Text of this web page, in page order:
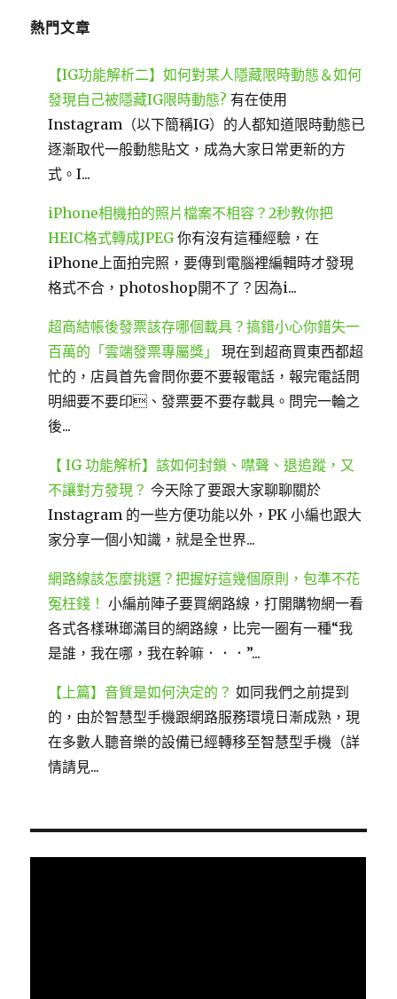
熱門文章
【IG功能解析二】如何對某人隱藏限時動態＆如何
發現自己被隱藏IG限時動態? 有在使用
Instagram（以下簡稱IG）的人都知道限時動態已
逐漸取代一般動態貼文，成為大家日常更新的方
式。I...
iPhone相機拍的照片檔案不相容？2秒教你把
HEIC格式轉成JPEG 你有沒有這種經驗，在
iPhone上面拍完照，要傳到電腦裡編輯時才發現
格式不合，photoshop開不了？因為i...
超商結帳後發票該存哪個載具？搞錯小心你錯失一
百萬的「雲端發票專屬獎」
現在到超商買東西都超
忙的，店員首先會問你要不要報電話，報完電話問
明細要不要印、發票要不要存載具。問完一輪之
後...
【 IG 功能解析】該如何封鎖、噤聲、退追蹤，又
不讓對方發現？ 今天除了要跟大家聊聊關於
Instagram 的一些方便功能以外，PK 小編也跟大
家分享一個小知識，就是全世界...
網路線該怎麼挑選？把握好這幾個原則，包準不花
冤枉錢！ 小編前陣子要買網路線，打開購物網一看
各式各樣琳瑯滿目的網路線，比完一圈有一種“我
是誰，我在哪，我在幹嘛．．．”...
【上篇】音質是如何決定的？ 如同我們之前提到
的，由於智慧型手機跟網路服務環境日漸成熟，現
在多數人聽音樂的設備已經轉移至智慧型手機（詳
情請見...